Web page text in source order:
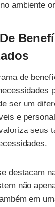
ambiente
de
ser um
e
seus
destacam
não
em